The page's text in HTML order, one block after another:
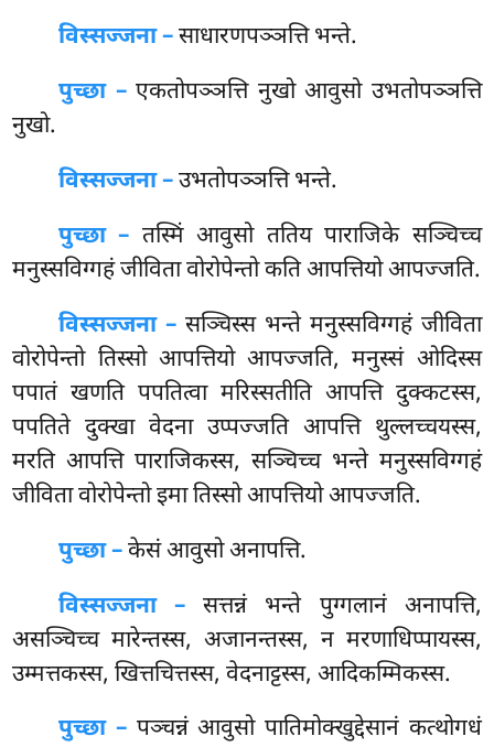
विस्सज्जना –साधारणपञ्ञत्ति भन्ते.
पुच्छा –एकतोपञ्ञत्ति नुखो आवुसो उभतोपञ्ञत्ति
नुखो.
विस्सज्जना –उभतोपञ्ञत्ति भन्ते.
पुच्छा – तस्मिं आवुसो ततिय पाराजिके सञ्चिच्च
मनुस्सविग्गहं जीविता वोरोपेन्तो कति आपत्तियो आपज्जति.
विस्सज्जना –सञ्चिस्स भन्ते मनुस्सविग्गहं जीविता
वोरोपेन्तो तिस्सो आपत्तियो आपज्जति, मनुस्सं ओदिस्स
पपातं खणति पपतित्वा मरिस्सतीति आपत्ति दुक्कटस्स,
पपतिते दुक्खा वेदना उप्पज्जति आपत्ति थुल्लच्चयस्स,
मरति आपत्ति पाराजिकस्स, सञ्चिच्च भन्ते मनुस्सविग्गहं
जीविता वोरोपेन्तो इमा तिस्सो आपत्तियो आपज्जति.
पुच्छा –केसंआवुसो अनापत्ति.
विस्सज्जना – सत्तन्नं भन्ते पुग्गलानं अनापत्ति,
असञ्चिच्च मारेन्तस्स, अजानन्तस्स, न मरणाधिप्पायस्स,
उम्मत्तकस्स, खित्तचित्तस्स, वेदनाट्टस्स, आदिकम्मिकस्स.
पुच्छा –पञ्चन्नं आवुसो पातिमोक्खुद्देसानं कत्थोगधं